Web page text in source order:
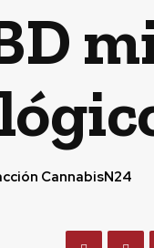
CannabisN24